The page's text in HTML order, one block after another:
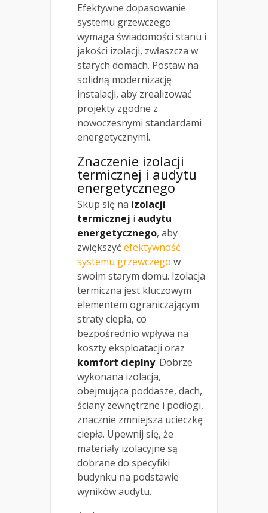
Efektywne dopasowanie
systemu grzewczego
wymaga świadomości stanu i
jakości izolacji, zwłaszcza w
starych domach. Postaw na
solidną modernizację
instalacji, aby zrealizować
projekty zgodne z
nowoczesnymi standardami
energetycznymi.
Znaczenie izolacji
termicznej i audytu
energetycznego
Skup się na izolacji
termicznej i audytu
energetycznego, aby
zwiększyć efektywność
systemu grzewczego w
swoim starym domu. Izolacja
termiczna jest kluczowym
elementem ograniczającym
straty ciepła, co
bezpośrednio wpływa na
koszty eksploatacji oraz
komfort cieplny. Dobrze
wykonana izolacja,
obejmująca poddasze, dach,
ściany zewnętrzne i podłogi,
znacznie zmniejsza ucieczkę
ciepła. Upewnij się, że
materiały izolacyjne są
dobrane do specyfiki
budynku na podstawie
wyników audytu.